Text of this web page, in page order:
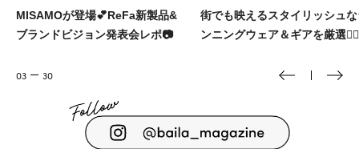
街でも映えるスタイリッシュなラ
ンニングウェア＆ギアを厳選🏃‍♀️
堀田真由主演💄💫 R30からのキ
ラキラメイク
04 30